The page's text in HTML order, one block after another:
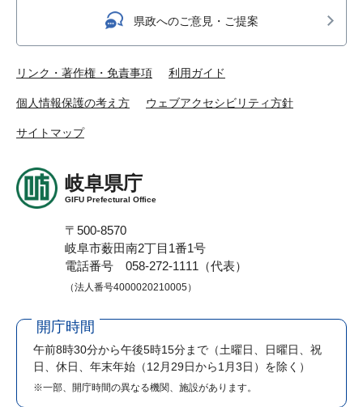
県政へのご意見・ご提案
リンク・著作権・免責事項 利用ガイド
個人情報保護の考え方 ウェブアクセシビリティ方針
サイトマップ
岐阜県庁
GIFU Prefectural Office
〒500-8570
岐阜市薮田南2丁目1番1号
電話番号 058-272-1111（代表）
（法人番号4000020210005）
開庁時間
午前8時30分から午後5時15分まで （土曜日、日曜日、祝
日、休日、年末年始（12月29日から1月3日）を除く）
※一部、開庁時間の異なる機関、施設があります。